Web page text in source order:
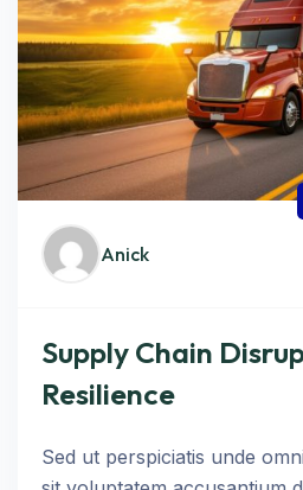
Anick
Supply Chain
Resilience
Sed ut perspiciatis unde